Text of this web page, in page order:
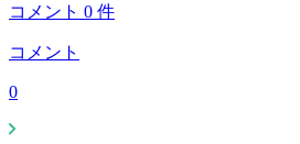
コメント 0 件
コメント
0